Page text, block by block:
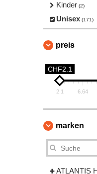
Kinder (2)
Unisex (171)
preis
CHF2.1
2.1 6.64
marken
ATLANTIS